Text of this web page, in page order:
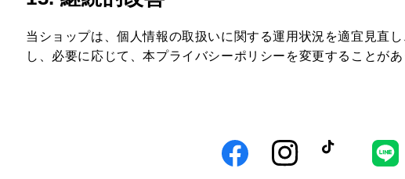
当ショップは、個人情報の取扱いに関する運用状況を適宜見直
し、必要に応じて、本プライバシーポリシーを変更することがあ
FacebookInstagram LINE